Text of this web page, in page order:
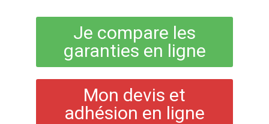
Je compare les
garanties en ligne
Mon devis et
adhésion en ligne